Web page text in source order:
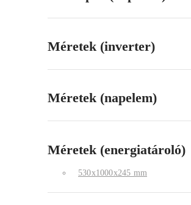
Méretek (inverter)
Méretek (napelem)
Méretek (energiatároló)
530x1000x245 mm